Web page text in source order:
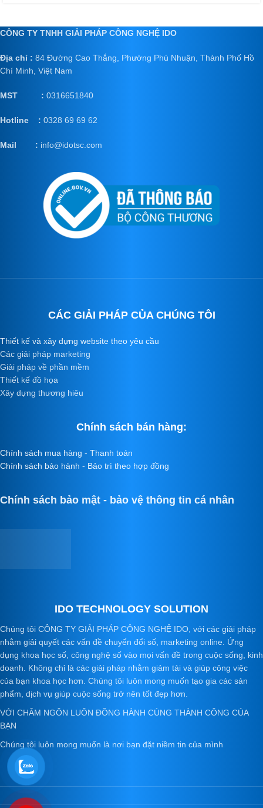
CÔNG TY TNHH GIẢI PHÁP CÔNG NGHỆ IDO
Địa chỉ : 84 Đường Cao Thắng, Phường Phú Nhuận, Thành Phố Hồ
Chí Minh, Việt Nam
MST : 0316651840
Hotline : 0328 69 69 62
Mail : info@idotsc.com
CÁC GIẢI PHÁP CỦA CHÚNG TÔI
Thiết kế và xây dựng website theo yêu cầu
Các giải pháp marketing
Giải pháp về phần mềm
Thiết kế đồ họa
Xây dựng thương hiêu
Chính sách bán hàng:
Chính sách mua hàng - Thanh toán
Chính sách bảo hành - Bảo trì theo hợp đồng
Chính sách bảo mật - bảo vệ thông tin cá nhân
IDO TECHNOLOGY SOLUTION
Chúng tôi CÔNG TY GIẢI PHÁP CÔNG NGHỆ IDO, với các giải pháp
nhằm giải quyết các vấn đề chuyển đổi số, marketing online. Ứng
dụng khoa học số, công nghệ số vào mọi vấn đề trong cuộc sống, kinh
doanh. Không chỉ là các giải pháp nhằm giảm tải và giúp công việc
của bạn khoa học hơn. Chúng tôi luôn mong muốn tạo gia các sản
phẩm, dịch vụ giúp cuộc sống trở nên tốt đẹp hơn.
VỚI CHÂM NGÔN LUÔN ĐỒNG HÀNH CÙNG THÀNH CÔNG CỦA
BẠN
Chúng tôi luôn mong muốn là nơi bạn đặt niềm tin của mình